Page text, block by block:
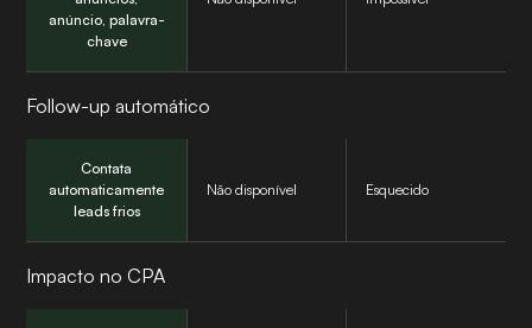
anúncio, palavra-
chave
Follow-up automático
Contata
automaticamente
leads frios
Não disponível Esquecido
Impacto no CPA